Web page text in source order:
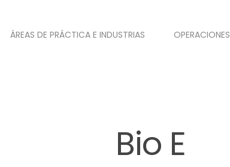
ÁREAS DE PRÁCTICA E INDUSTRIAS OPERACIONES
Bio E